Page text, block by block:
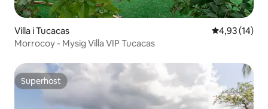
Villa i Tucacas 4,93 av 5 i
4,93 (14)
Morrocoy - Mysig Villa VIP Tucacas
Superhost
Superhost